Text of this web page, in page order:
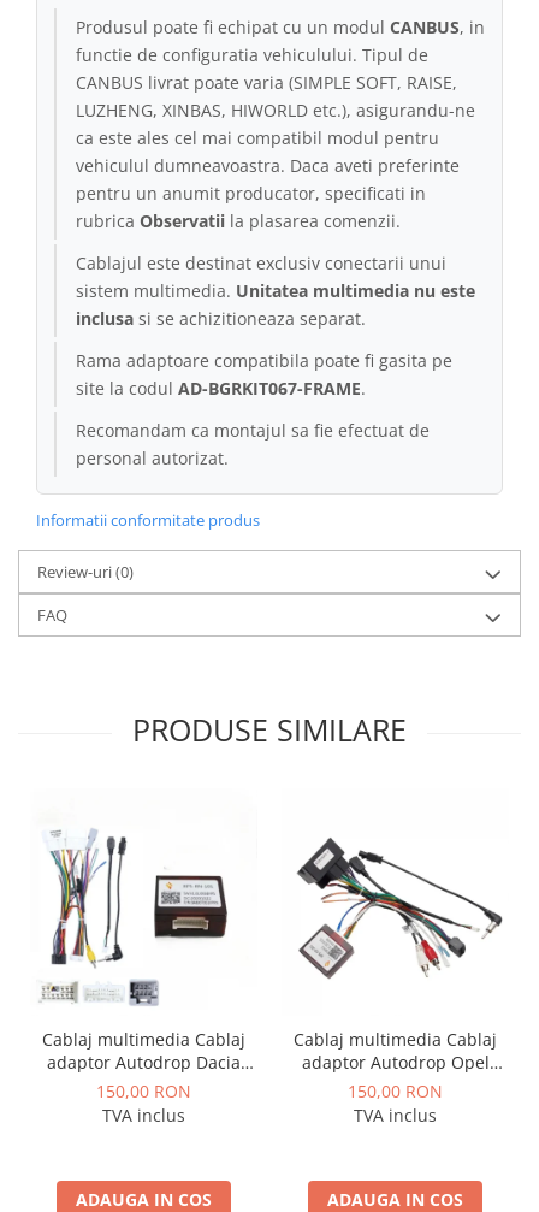
Conectică Kia
Conectică Hyundai
Conectică Mitsubishi
Lumini ambientale
Produsul poate fi echipat cu un modul CANBUS, in
functie de configuratia vehiculului. Tipul de
CANBUS livrat poate varia (SIMPLE SOFT, RAISE,
LUZHENG, XINBAS, HIWORLD etc.), asigurandu-ne
ca este ales cel mai compatibil modul pentru
vehiculul dumneavoastra. Daca aveti preferinte
pentru un anumit producator, specificati in
rubrica Observatii la plasarea comenzii.
Cablajul este destinat exclusiv conectarii unui
sistem multimedia. Unitatea multimedia nu este
inclusa si se achizitioneaza separat.
Rama adaptoare compatibila poate fi gasita pe
site la codul AD-BGRKIT067-FRAME.
Recomandam ca montajul sa fie efectuat de
personal autorizat.
Informatii conformitate produs
Review-uri(0)
FAQ
PRODUSE SIMILARE
Cablaj multimedia Cablaj
adaptor Autodrop Dacia
Logan / Sandero pentru
Navigatii multimedia
150,00 RON
TVA inclus
ADAUGA IN COS
Cablaj multimedia Cablaj
adaptor Autodrop Opel
pentru Navigatii
multimedia Android
150,00 RON
TVA inclus
ADAUGA IN COS